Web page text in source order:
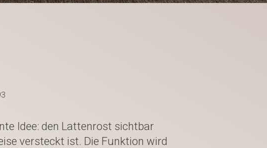
Idee: den Lattenrost sichtbar
versteckt ist. Die Funktion wird